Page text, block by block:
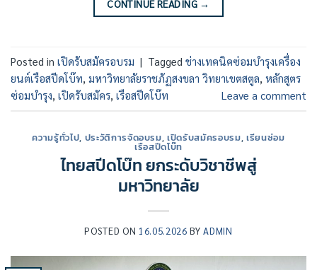
CONTINUE READING →
Posted in เปิดรับสมัครอบรม | Tagged ช่างเทคนิคซ่อมบำรุงเครื่อง
ยนต์เรือสปีดโบ๊ท, มหาวิทยาลัยราชภัฏสงขลา วิทยาเขตสตูล, หลักสูตร
ซ่อมบำรุง, เปิดรับสมัคร, เรือสปีดโบ๊ท Leave a comment
ความรู้ทั่วไป, ประวัติการจัดอบรม,เปิดรับสมัครอบรม,เรียนซ่อม
เรือสปีดโบ๊ท
ไทยสปีดโบ๊ท ยกระดับวิชาชีพสู่
มหาวิทยาลัย
POSTED ON 16.05.2026 BYADMIN